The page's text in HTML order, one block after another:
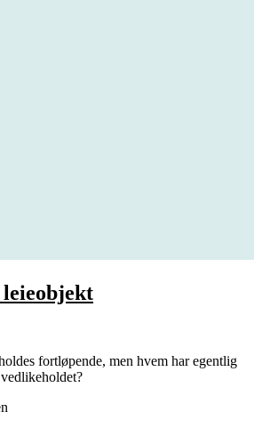
fortløpende, men hvem har egentlig